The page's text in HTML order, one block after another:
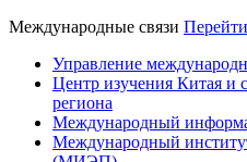
Международные связи Перейти
Управление
Центр изучения Китая и
региона
Международный
Международный